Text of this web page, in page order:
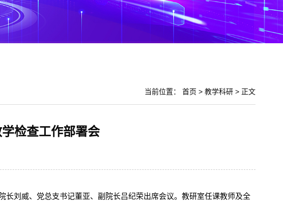
当前位置：首页 >教学科研 > 正文
检查工作部署会
刘威、党总支书记董亚、副院长吕纪荣出席会议。教研室任课教师及全